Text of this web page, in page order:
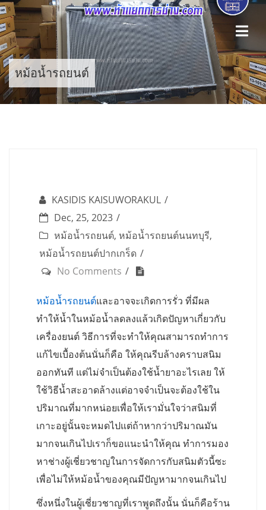
Skip
to
content
หม้อน้ำรถยนต์
KASIDIS KAISUWORAKUL
Dec, 25, 2023
หม้อน้ำรถยนต์, หม้อน้ำรถยนต์นนทบุรี,
หม้อน้ำรถยนต์ปากเกร็ด
No Comments
หม้อน้ำรถยนต์และอาจจะเกิดการรั่ว ที่มีผล
ทำให้น้ำในหม้อน้ำลดลงแล้วเกิดปัญหาเกี่ยวกับ
เครื่องยนต์ วิธีการที่จะทำให้คุณสามารถทำการ
แก้ไขเบื้องต้นนั่นก็คือ ให้คุณรีบล้างคราบสนิม
ออกทันที แต่ไม่จำเป็นต้องใช้น้ำยาอะไรเลย ให้
ใช้วิธีน้ำสะอาดล้างแต่อาจจำเป็นจะต้องใช้ใน
ปริมาณที่มากหน่อยเพื่อให้เรามั่นใจว่าสนิมที่
เกาะอยู่นั้นจะหมดไปแต่ถ้าหากว่าปริมาณมัน
มากจนเกินไปเราก็ขอแนะนำให้คุณ ทำการมอง
หาช่างผู้เชี่ยวชาญในการจัดการกับสนิมตัวนี้ซะ
เพื่อไม่ให้หม้อน้ำของคุณมีปัญหามากจนเกินไป
ซึ่งหนึ่งในผู้เชี่ยวชาญที่เราพูดถึงนั้น นั่นก็คือร้าน